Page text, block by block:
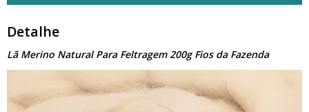
Detalhe
Lã Merino Natural Para Feltragem 200g Fios da Fazenda